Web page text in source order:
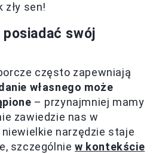
zły sen!
swój
często zapewniają
własnego może
– przynajmniej mamy
zawiedzie nas w
narzędzie staje
szczególniew kontekście